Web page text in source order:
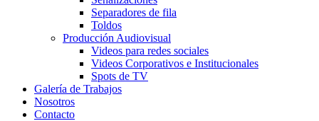
Separadores de fila
Toldos
Producción Audiovisual
Videos para redes sociales
Videos Corporativos e Institucionales
Spots de TV
Galería de Trabajos
Nosotros
Contacto